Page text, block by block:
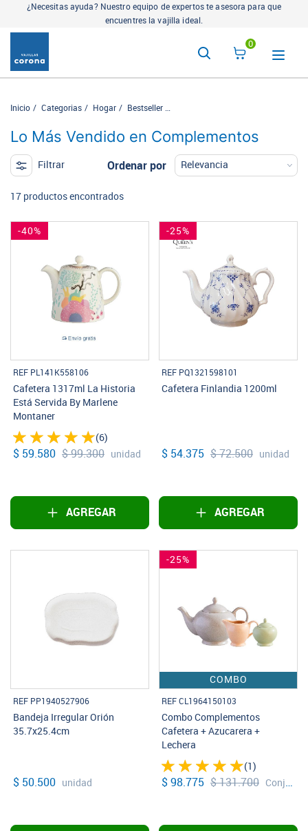
¿Necesitas ayuda? Nuestro equipo de expertos te asesora para que
encuentres la vajilla ideal.
0
Inicio Categorias Hogar Bestseller
Lo Más Vendido en Complementos
Filtrar Ordenar por
17 productos encontrados
-40%
REF PL141K558106
Cafetera 1317ml La Historia
Está Servida By Marlene
Montaner
(6)
$ 59.580 $ 99.300 unidad
AGREGAR
-25%
REF PQ1321598101
Cafetera Finlandia 1200ml
$ 54.375 $ 72.500 unidad
AGREGAR
REF PP1940527906
Bandeja Irregular Orión
35.7x25.4cm
$ 50.500 unidad
-25%
COMBO
REF CL1964150103
Combo Complementos
Cafetera + Azucarera +
Lechera
(1)
$ 98.775 $ 131.700 Conjunto